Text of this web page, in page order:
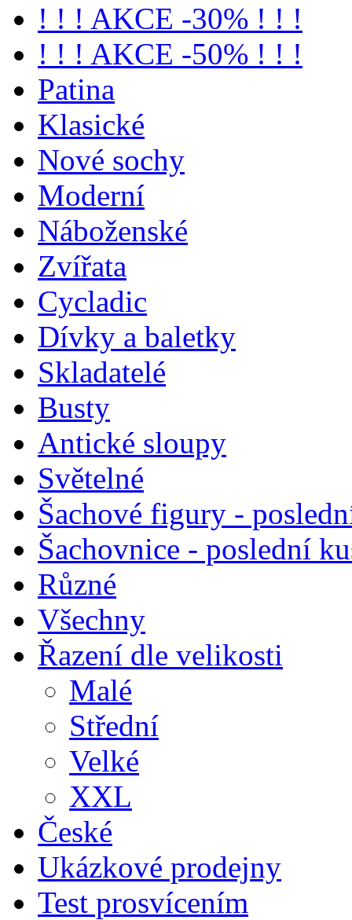
! ! ! AKCE -30% ! ! !
! ! ! AKCE -50% ! ! !
Patina
Klasické
Nové sochy
Moderní
Náboženské
Zvířata
Cycladic
Dívky a baletky
Skladatelé
Busty
Antické sloupy
Světelné
Šachové figury -
Šachovnice - poslední
Různé
Všechny
Řazení dle velikosti
Malé
Střední
Velké
XXL
České
Ukázkové prodejny
Test prosvícením